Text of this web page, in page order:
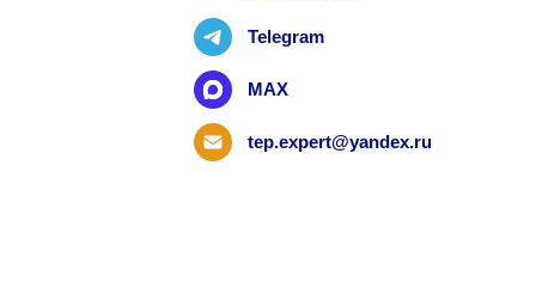
Telegram
MAX
tep.expert@yandex.ru